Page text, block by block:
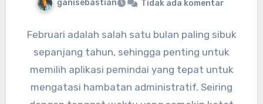
ganisebastian Tidak ada komentar
Februari adalah salah satu bulan paling sibuk
sepanjang tahun, sehingga penting untuk
memilih aplikasi pemindai yang tepat untuk
mengatasi hambatan administratif. Seiring